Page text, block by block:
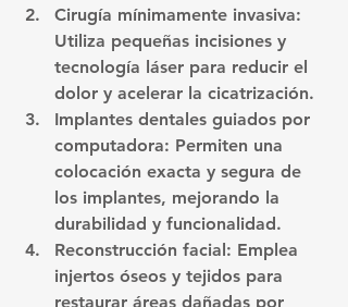
Cirugía mínimamente invasiva:
Utiliza pequeñas incisiones y
tecnología láser para reducir el
dolor y acelerar la cicatrización.
Implantes dentales guiados por
computadora: Permiten una
colocación exacta y segura de
los implantes, mejorando la
durabilidad y funcionalidad.
Reconstrucción facial: Emplea
injertos óseos y tejidos para
restaurar áreas dañadas por